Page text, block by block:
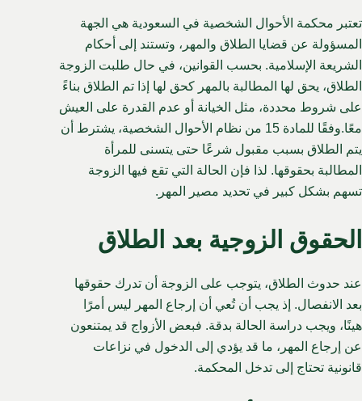
تعتبر محكمة الأحوال الشخصية في السعودية هي الجهة
المسؤولة عن قضايا الطلاق والمهر، وتستند إلى أحكام
الشريعة الإسلامية. بحسب القوانين، في حال طلبت الزوجة
الطلاق، يحق لها المطالبة بالمهر كحق لها إذا تم الطلاق بناءً
على شروط محددة، مثل الخيانة أو عدم القدرة على العيش
معًا.وفقًا للمادة 15 من نظام الأحوال الشخصية، يشترط أن
يتم الطلاق بسبب مقبول شرعًا حتى يتسنى للمرأة
المطالبة بحقوقها. لذا فإن الحالة التي تقع فيها الزوجة
تسهم بشكل كبير في تحديد مصير المهر.
الحقوق الزوجية بعد الطلاق
عند حدوث الطلاق، يتوجب على الزوجة أن تدرك حقوقها
بعد الانفصال. إذ يجب أن تُعي أن إرجاع المهر ليس أمرًا
هينًا، ويجب دراسة الحالة بدقة. فبعض الأزواج قد يمتنعون
عن إرجاع المهر، ما قد يؤدي إلى الدخول في نزاعات
قانونية تحتاج إلى تدخل المحكمة.